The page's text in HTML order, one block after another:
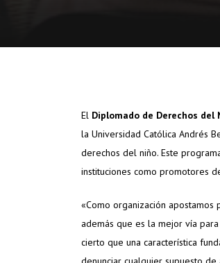
El Diplomado de Derechos del
la Universidad Católica Andrés
derechos del niño. Este
instituciones como promotores
«Como organización apostamos
además que es la mejor vía
cierto que una característica